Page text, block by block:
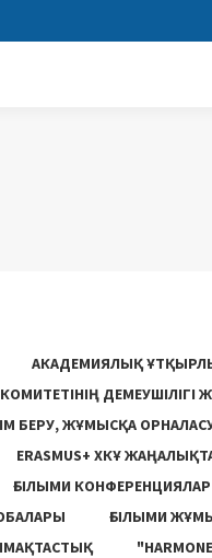
АКАДЕМИЯЛЫҚ
БЕРУ, ЖҰМЫСҚА
ERASMUS+ ХКҰ
ҒЫЛЫМИ
ҒЫЛЫМИ